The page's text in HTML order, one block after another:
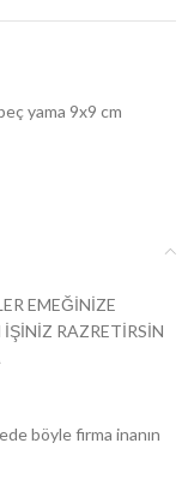
yama 9x9 cm
EMEĞİNİZE
RAZRETİRSİN
böyle firma inanın